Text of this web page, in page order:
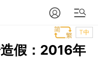
T中
假：2016年